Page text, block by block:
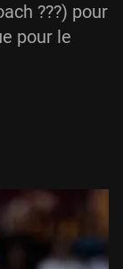
???) pour
pour le